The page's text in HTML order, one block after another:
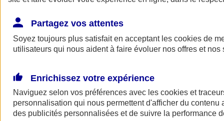
Partagez vos attentes
Soyez toujours plus satisfait en acceptant les cookies de
utilisateurs qui nous aident à faire évoluer nos offres et nos
Enrichissez votre expérience
Naviguez selon vos préférences avec les cookies et
personnalisation qui nous permettent d'afficher du contenu
des publicités personnalisées et de suivre la performance